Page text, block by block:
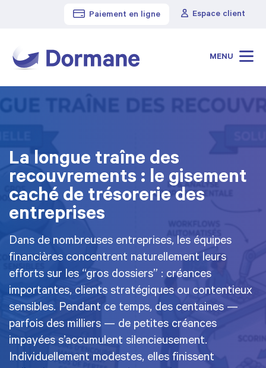
Paiement en ligne Espace client
MENU
Cabinet Dormane > Blog
La longue traîne des
recouvrements : le gisement
caché de trésorerie des
entreprises
Dans de nombreuses entreprises, les équipes
financières concentrent naturellement leurs
efforts sur les “gros dossiers” : créances
importantes, clients stratégiques ou contentieux
sensibles. Pendant ce temps, des centaines —
parfois des milliers — de petites créances
impayées s’accumulent silencieusement.
Individuellement modestes, elles finissent